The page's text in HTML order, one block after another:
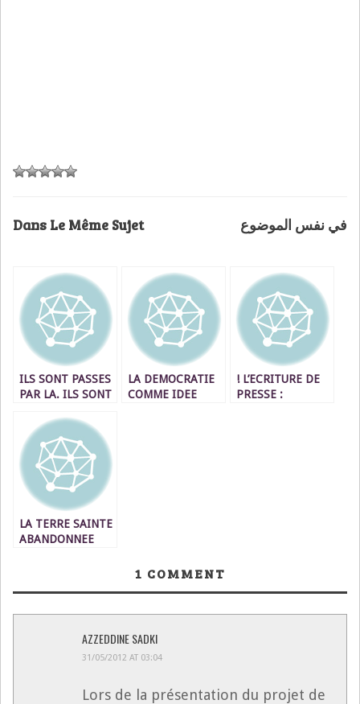
Dans Le Même Sujet في نفس الموضوع
ILS SONT PASSES
PAR LA. ILS SONT
D’AUTRES ONT
DEBARQUE !
LA DEMOCRATIE
COMME IDEE
! L’ECRITURE DE
PRESSE :
LA TERRE SAINTE
ABANDONNEE
1 COMMENT
AZZEDDINE SADKI
31/05/2012 AT 03:04
Lors de la présentation du projet de